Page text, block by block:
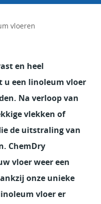
vloeren
en heel
u een linoleum vloer
Na verloop van
vlekken of
de uitstraling van
ChemDry
vloer weer een
onze unieke
vloer er